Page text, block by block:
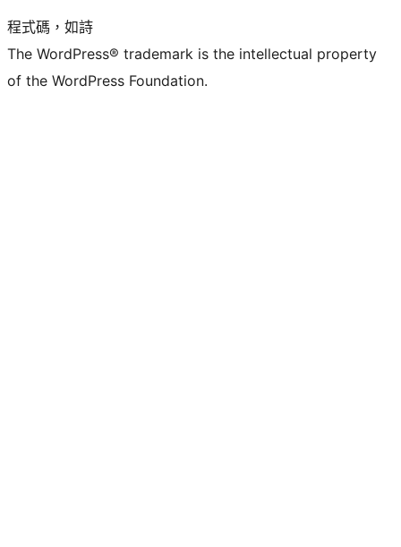
程式碼，如詩
The WordPress® trademark is the intellectual property
of the WordPress Foundation.